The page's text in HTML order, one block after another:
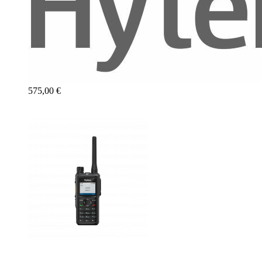
575,00 €